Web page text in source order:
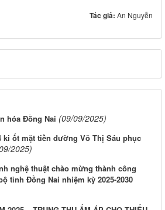
Tác giả: An Nguyễn
hóa Đồng Nai (09/09/2025)
ki ốt mặt tiền đường Võ Thị Sáu phục
2025)
nghệ thuật chào mừng thành công
tỉnh Đồng Nai nhiệm kỳ 2025-2030